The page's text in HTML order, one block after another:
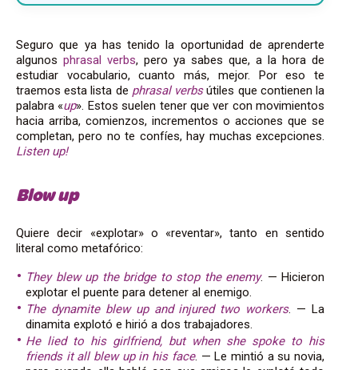
Seguro que ya has tenido la oportunidad de aprenderte
algunos phrasal verbs, pero ya sabes que, a la hora de
estudiar vocabulario, cuanto más, mejor. Por eso te
traemos esta lista de phrasal verbsútiles que contienen la
palabra «up». Estos suelen tener que ver con movimientos
hacia arriba, comienzos, incrementos o acciones que se
completan, pero no te confíes, hay muchas excepciones.
Listen up!
Blow up
Quiere decir «explotar» o «reventar», tanto en sentido
literal como metafórico:
They blew up the bridge to stop the enemy. — Hicieron
explotar el puente para detener al enemigo.
The dynamite blew up and injured two workers. — La
dinamita explotó e hirió a dos trabajadores.
He lied to his girlfriend, but when she spoke to his
friends it all blew up in his face. — Le mintió a su novia,